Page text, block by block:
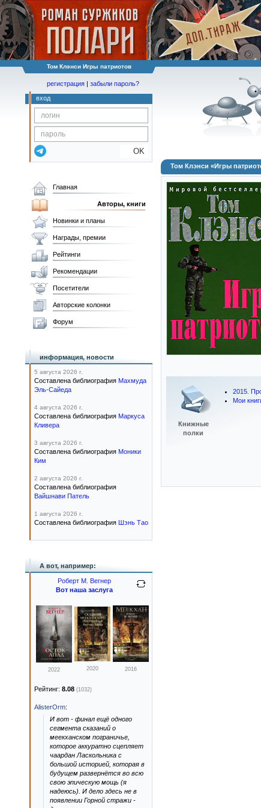
Том Клэнси Игры патриотов
регистрация | забыли пароль?
вход
OK
Том Клэнси «Игры
Книжные
полки
2015.
Мои
Главная
Авторы, книги
Новинки и планы
Награды, премии
Рейтинги
Рекомендации
Посетители
Авторские колонки
Форум
информация, новости
5 августа 2026 г.
Составлена библиография Махмуда
Эль-Сайеда
4 августа 2026 г.
Составлена библиография Маркуса
Кливера
3 августа 2026 г.
Составлена библиография Моники
Ким
2 августа 2026 г.
Составлена библиография
Вайшнави Патель
1 августа 2026 г.
Составлена библиография Шэнь Тао
А вот, например:
Роберт М. Вегнер
Вот наша заслуга
2022 2020 2016
Рейтинг: 8.08 (1032)
AlisterOrm:
И вот - финал ещё одного
сегмента сказаний о
меекханском пограничье,
которое аккуратно сцепляет
чаардан Ласкольника с
большой историей, которая в
будущем развернётся во всю
свою эпическую мощь (я
надеюсь). И дело здесь не в
появлении Горной стражи -